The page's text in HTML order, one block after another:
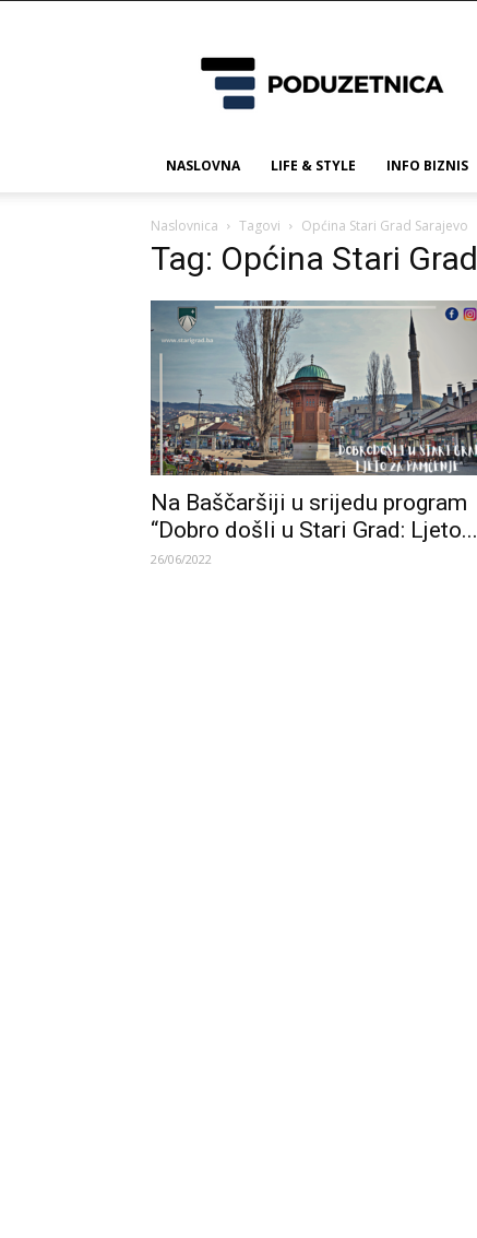
NASLOVNA LIFE & STYLE INFO BIZNIS
Naslovnica Tagovi Općina Stari Grad Sarajevo
Tag: Općina Stari
Na Baščaršiji u srijedu program
“Dobro došli u Stari Grad: Ljeto...
26/06/2022